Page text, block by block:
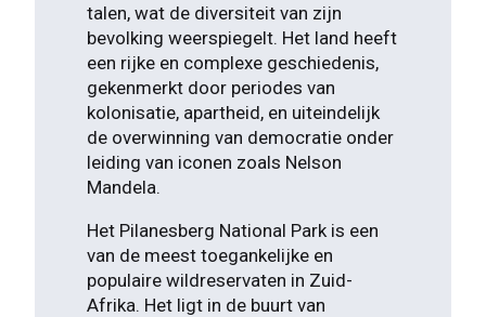
talen, wat de diversiteit van zijn
bevolking weerspiegelt. Het land heeft
een rijke en complexe geschiedenis,
gekenmerkt door periodes van
kolonisatie, apartheid, en uiteindelijk
de overwinning van democratie onder
leiding van iconen zoals Nelson
Mandela.
Het Pilanesberg National Park is een
van de meest toegankelijke en
populaire wildreservaten in Zuid-
Afrika. Het ligt in de buurt van